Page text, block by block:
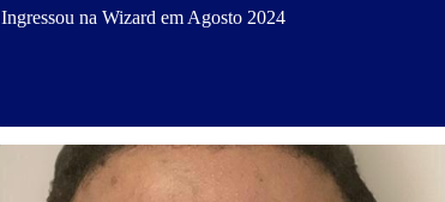
Ingressou na Wizard em Agosto 2024